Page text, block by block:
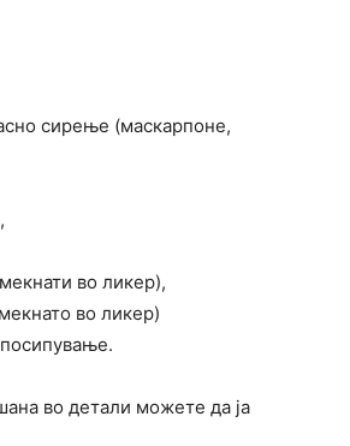
сирење (маскарпоне,
во ликер),
во ликер)
во детали можете да ја